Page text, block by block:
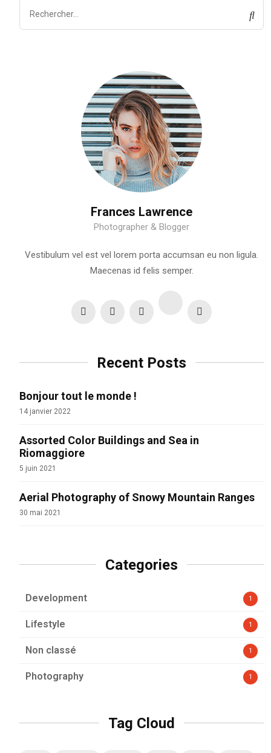
Frances Lawrence
Photographer & Blogger
Vestibulum vel est vel lorem porta accumsan eu non ligula.
Maecenas id felis semper.
Recent Posts
Bonjour tout le monde !
14 janvier 2022
Assorted Color Buildings and Sea in
Riomaggiore
5 juin 2021
Aerial Photography of Snowy Mountain Ranges
30 mai 2021
Categories
Development 1
Lifestyle 1
Non classé 1
Photography 1
Tag Cloud